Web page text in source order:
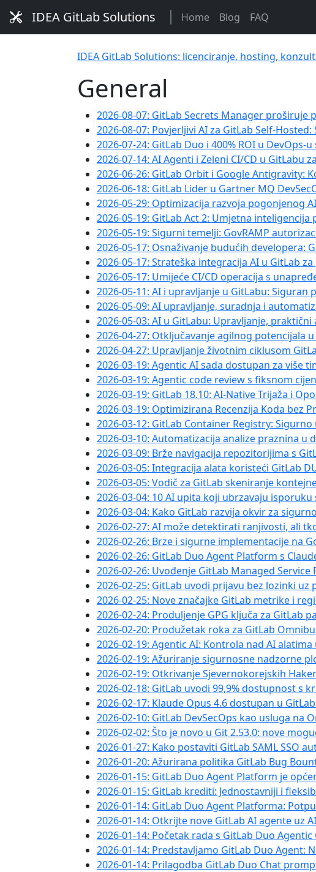
IDEA GitLab Solutions Home Blog FAQ
IDEA GitLab Solutions: licenciranje, hosting,
General
2026-08-07: GitLab Secrets Manager proširuje
2026-08-07: Povjerljivi AI za GitLab Self-
2026-07-24: GitLab Duo i 400% ROI u DevOps-u
2026-07-14: AI Agenti i Zeleni CI/CD u GitLabu
2026-06-26: GitLab Orbit i Google Antigravity:
2026-06-18: GitLab Lider u Gartner MQ
2026-05-29: Optimizacija razvoja pogonjenog
2026-05-19: GitLab Act 2: Umjetna
2026-05-19: Sigurni temelji: GovRAMP
2026-05-17: Osnaživanje budućih developera:
2026-05-17: Strateška integracija AI u GitLab
2026-05-17: Umijeće CI/CD operacija s
2026-05-11: AI i upravljanje u GitLabu: Siguran
2026-05-09: AI upravljanje, suradnja i
2026-05-03: AI u GitLabu: Upravljanje,
2026-04-27: Otključavanje agilnog potencijala u
2026-04-27: Upravljanje životnim ciklusom
2026-03-19: Agentic AI sada dostupan za više
2026-03-19: Agentic code review s fiksnom
2026-03-19: GitLab 18.10: AI-Native Trijaža i
2026-03-19: Optimizirana Recenzija Koda bez
2026-03-12: GitLab Container Registry:
2026-03-10: Automatizacija analize praznina
2026-03-09: Brže navigacija repozitorijima s
2026-03-05: Integracija alata koristeći GitLab
2026-03-05: Vodič za GitLab skeniranje
2026-03-04: 10 AI upita koji ubrzavaju
2026-03-04: Kako GitLab razvija okvir za
2026-02-27: AI može detektirati ranjivosti, ali
2026-02-26: Brze i sigurne implementacije na
2026-02-26: GitLab Duo Agent Platform s
2026-02-26: Uvođenje GitLab Managed
2026-02-25: GitLab uvodi prijavu bez lozinki uz
2026-02-25: Nove značajke GitLab metrike i
2026-02-24: Produljenje GPG ključa za GitLab
2026-02-20: Produžetak roka za GitLab
2026-02-19: Agentic AI: Kontrola nad AI
2026-02-19: Ažuriranje sigurnosne nadzorne
2026-02-19: Otkrivanje Sjevernokorejskih
2026-02-18: GitLab uvodi 99,9% dostupnost s
2026-02-17: Klaude Opus 4.6 dostupan u
2026-02-10: GitLab DevSecOps kao usluga na
2026-02-02: Što je novo u Git 2.53.0: nove
2026-01-27: Kako postaviti GitLab SAML SSO
2026-01-20: Ažurirana politika GitLab Bug
2026-01-15: GitLab Duo Agent Platform je
2026-01-15: GitLab krediti: Jednostavniji i
2026-01-14: GitLab Duo Agent Platforma:
2026-01-14: Otkrijte nove GitLab AI agente uz
2026-01-14: Početak rada s GitLab Duo Agentic
2026-01-14: Predstavljamo GitLab Duo Agent:
2026-01-14: Prilagodba GitLab Duo Chat